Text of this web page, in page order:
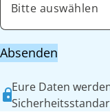
Bitte auswählen
Absenden
Eure Daten